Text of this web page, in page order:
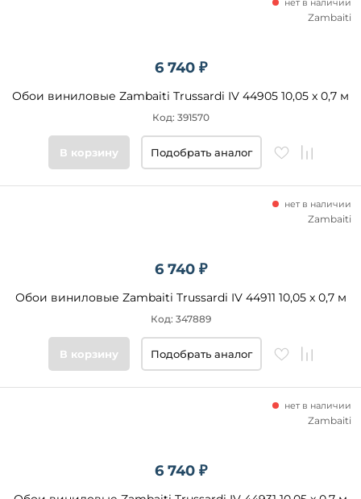
6 740 ₽
Обои виниловые Zambaiti Trussardi IV 44905 10,05 x 0,7 м
нет в наличии
Код: 391570
Zambaiti
В корзину Подобрать аналог
6 740 ₽
Обои виниловые Zambaiti Trussardi IV 44911 10,05 x 0,7 м
нет в наличии
Код: 347889
Zambaiti
В корзину Подобрать аналог
6 740 ₽
нет в наличии
Zambaiti